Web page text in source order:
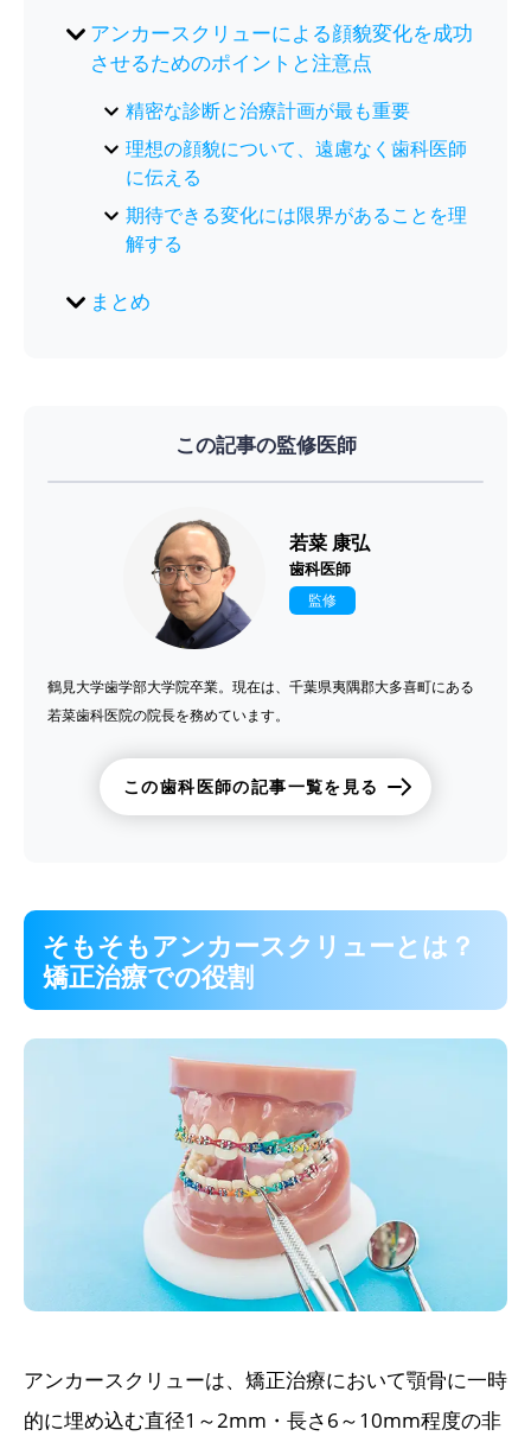
アンカースクリューによる顔貌変化を成功
させるためのポイントと注意点
精密な診断と治療計画が最も重要
理想の顔貌について、遠慮なく歯科医師
に伝える
期待できる変化には限界があることを理
解する
まとめ
この記事の監修医師
若菜 康弘
歯科医師
監修
鶴見大学歯学部大学院卒業。現在は、千葉県夷隅郡大多喜町にある
若菜歯科医院の院長を務めています。
この歯科医師の記事一覧を見る
そもそもアンカースクリューとは？
矯正治療での役割
アンカースクリューは、矯正治療において顎骨に一時
的に埋め込む直径1～2mm・長さ6～10mm程度の非